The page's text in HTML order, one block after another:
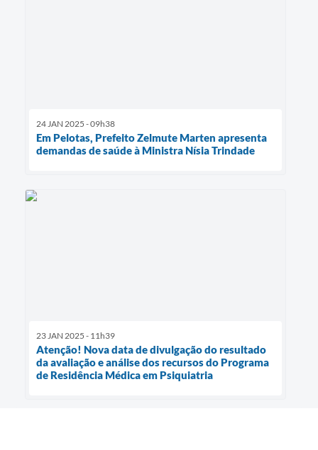
24 JAN 2025 - 09h38
Em Pelotas, Prefeito Zelmute Marten apresenta
demandas de saúde à Ministra Nísia Trindade
23 JAN 2025 - 11h39
Atenção! Nova data de divulgação do resultado
da avaliação e análise dos recursos do Programa
de Residência Médica em Psiquiatria